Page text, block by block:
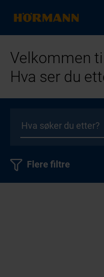
Velkommen
Hva ser du
Flere filtre